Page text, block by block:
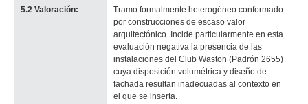
5.2 Valoración:
Tramo formalmente heterogéneo conformado
por construcciones de escaso valor
arquitectónico. Incide particularmente en esta
evaluación negativa la presencia de las
instalaciones del Club Waston (Padrón 2655)
cuya disposición volumétrica y diseño de
fachada resultan inadecuadas al contexto en
el que se inserta.